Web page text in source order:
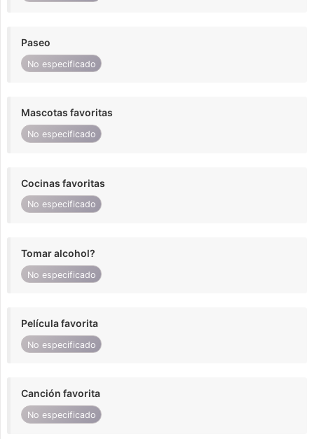
Paseo
No especificado
Mascotas favoritas
No especificado
Cocinas favoritas
No especificado
Tomar alcohol?
No especificado
Película favorita
No especificado
Canción favorita
No especificado